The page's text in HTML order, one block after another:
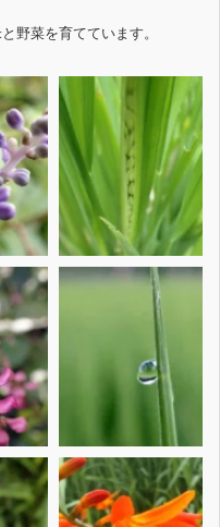
野菜を育てています。